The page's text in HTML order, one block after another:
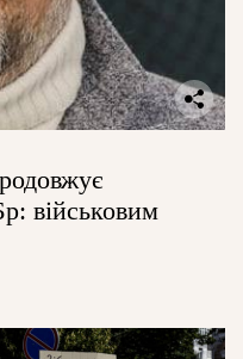
військовим